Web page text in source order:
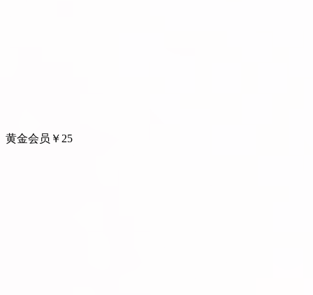
黄金会员 ￥ 25